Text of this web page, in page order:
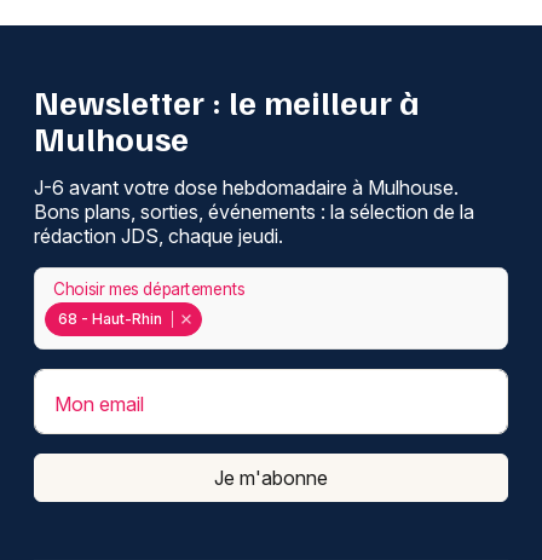
Newsletter : le meilleur à
Mulhouse
J-6 avant votre dose hebdomadaire à Mulhouse.
Bons plans, sorties, événements : la sélection de la
rédaction JDS, chaque jeudi.
68 - Haut-Rhin
Choisir mes départements
Mon email
Je m'abonne